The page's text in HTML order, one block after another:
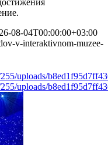
08-04T00:00:00+03:00
v-interaktivnom-muzee-
uploads/
uploads/